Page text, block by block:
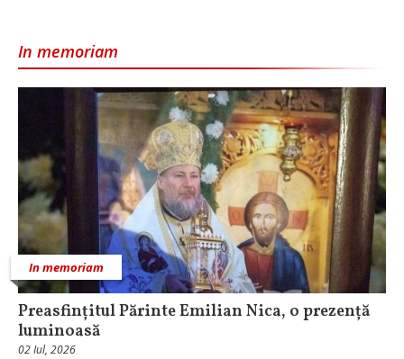
In memoriam
In memoriam
Preasfințitul Părinte Emilian Nica, o prezență
luminoasă
02 Iul, 2026